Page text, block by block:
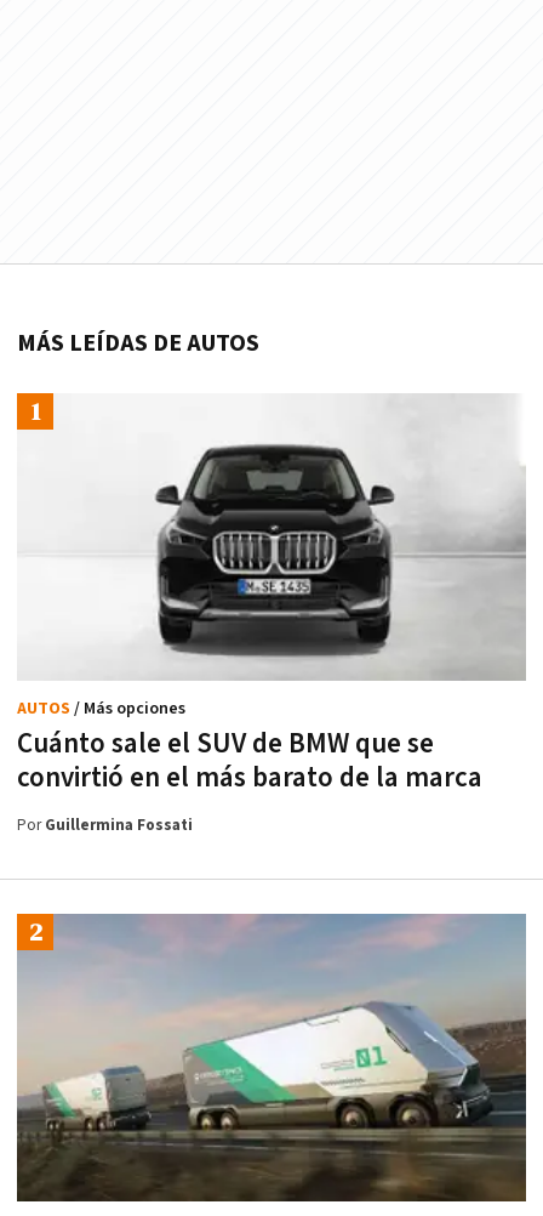
MÁS LEÍDAS DE AUTOS
Cuánto sale el SUV de BMW que se
convirtió en el más barato de la marca
AUTOS / Más opciones
PorGuillermina Fossati